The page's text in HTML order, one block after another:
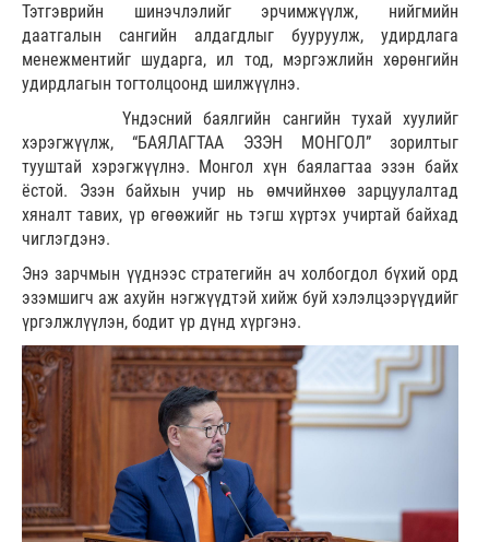
Тэтгэврийн шинэчлэлийг эрчимжүүлж, нийгмийн
даатгалын сангийн алдагдлыг бууруулж, удирдлага
менежментийг шударга, ил тод, мэргэжлийн хөрөнгийн
удирдлагын тогтолцоонд шилжүүлнэ.
Үндэсний баялгийн сангийн тухай хуулийг
хэрэгжүүлж, “БАЯЛАГТАА ЭЗЭН МОНГОЛ” зорилтыг
тууштай хэрэгжүүлнэ. Монгол хүн баялагтаа эзэн байх
ёстой. Эзэн байхын учир нь өмчийнхөө зарцуулалтад
хяналт тавих, үр өгөөжийг нь тэгш хүртэх учиртай байхад
чиглэгдэнэ.
Энэ зарчмын үүднээс стратегийн ач холбогдол бүхий орд
эзэмшигч аж ахуйн нэгжүүдтэй хийж буй хэлэлцээрүүдийг
үргэлжлүүлэн, бодит үр дүнд хүргэнэ.